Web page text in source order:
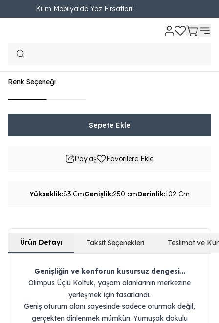
Kilim Mobilya'da Yaz Fırsatları!
Ana Sayfa OTURMA ODASI Üçlü Koltuk / Kanepe
₺ 40,470.00
Renk Seçeneği
Sepete Ekle
Paylaş Favorilere Ekle
Yükseklik:83 CmGenişlik:250 cmDerinlik:102 Cm
Ürün Detayı Taksit Seçenekleri Teslimat ve
Genişliğin ve konforun kusursuz dengesi…
Olimpus Üçlü Koltuk, yaşam alanlarının merkezine
yerleşmek için tasarlandı.
Geniş oturum alanı sayesinde sadece oturmak değil,
gerçekten dinlenmek mümkün. Yumuşak dokulu